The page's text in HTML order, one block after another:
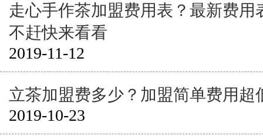
走心手作茶加盟费用表？最新费用
不赶快来看看
2019-11-12
立茶加盟费多少？加盟简单费用超
2019-10-23